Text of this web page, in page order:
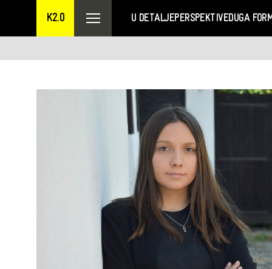
K2.0 U DETALJEPERSPEKTIVEDUGA